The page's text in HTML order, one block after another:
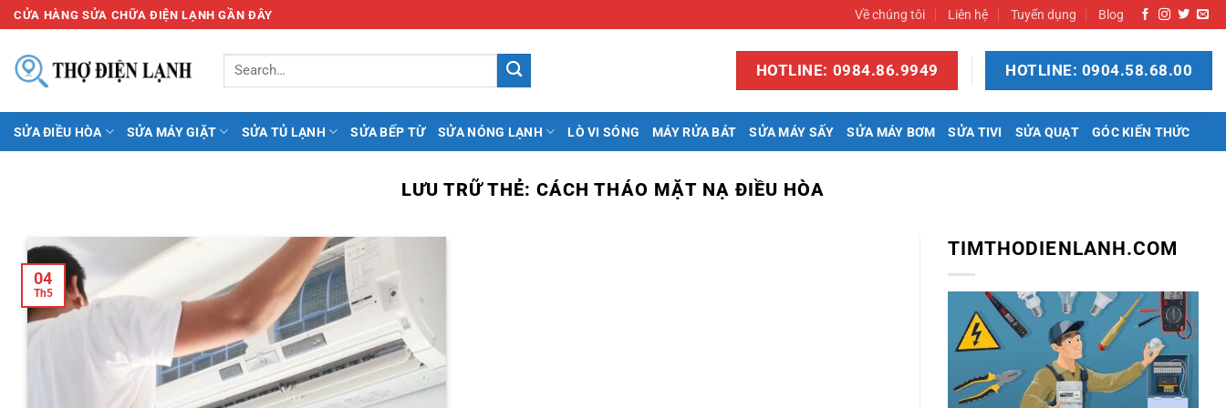
Bỏ
nội
dung
CỬA HÀNG SỬA CHỮA ĐIỆN LẠNH GẦN ĐÂY Về chúng tôi Liên hệ Tuyển dụng Blog
HOTLINE: 0984.86.9949 HOTLINE: 0904.58.68.00
SỬA ĐIỀU HÒA SỬA MÁY GIẶT SỬA TỦ LẠNH SỬA BẾP TỪ SỬA NÓNG LẠNH LÒ VI SÓNG MÁY RỬA BÁT SỬA MÁY SẤY SỬA MÁY BƠM SỬA TIVI SỬA QUẠT GÓC KIẾN THỨC
LƯU TRỮ THẺ:CÁCH THÁO MẶT NẠ ĐIỀU HÒA
04
Th5
TIMTHODIENLANH.COM